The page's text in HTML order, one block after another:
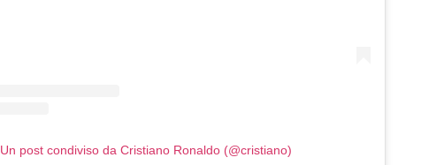
Un post condiviso da Cristiano Ronaldo (@cristiano)